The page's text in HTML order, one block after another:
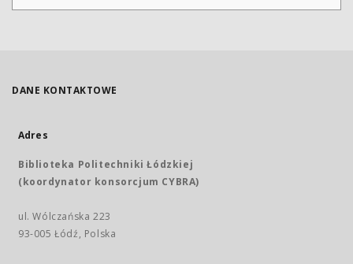
DANE KONTAKTOWE
Adres
Biblioteka Politechniki Łódzkiej
(koordynator konsorcjum CYBRA)
ul. Wólczańska 223
93-005 Łódź, Polska